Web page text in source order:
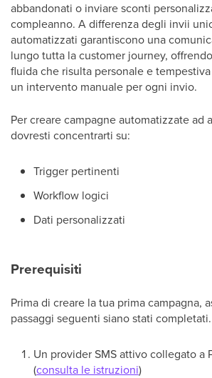
abbandonati o inviare sconti
compleanno. A differenza degli invii
automatizzati garantiscono una
lungo tutta la customer journey,
fluida che risulta personale e
un intervento manuale per ogni invio.
Per creare campagne automatizzate ad
dovresti concentrarti su:
Trigger pertinenti
Workflow logici
Dati personalizzati
Prerequisiti
Prima di creare la tua prima campagna,
passaggi seguenti siano stati completati.
Un provider SMS attivo collegato a
(consulta le istruzioni)